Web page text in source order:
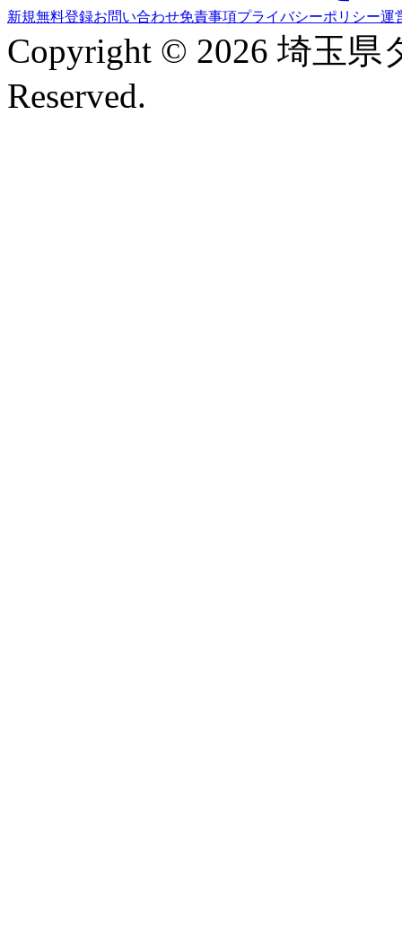
新規無料登録お問い合わせ免責事項プライバシーポリシー運
Copyright © 2026 埼玉
Reserved.